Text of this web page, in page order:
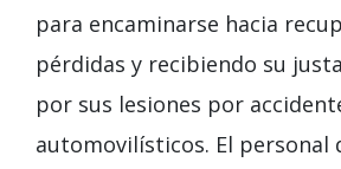
para encaminarse hacia
pérdidas y recibiendo su
por sus lesiones por
automovilísticos. El personal